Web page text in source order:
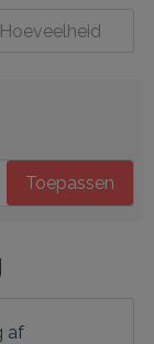
Toepassen
af